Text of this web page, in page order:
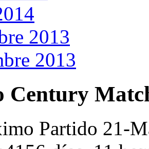
2013
2013
Century
Partido 21-